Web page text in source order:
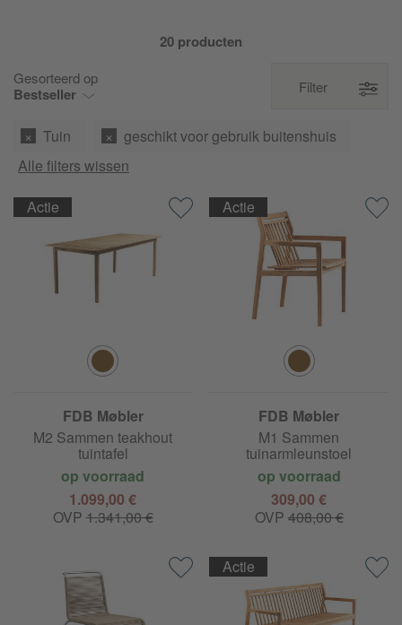
20 producten
Gesorteerd op
Bestseller Filter
Tuin
geschikt voor gebruik buitenshuis
Alle filters wissen
FDB Møbler
M2 Sammen teakhout
tuintafel
op voorraad
1.099,00 €
OVP 1.341,00 €
Actie
FDB Møbler
M1 Sammen
tuinarmleunstoel
op voorraad
309,00 €
OVP 408,00 €
Actie
Actie